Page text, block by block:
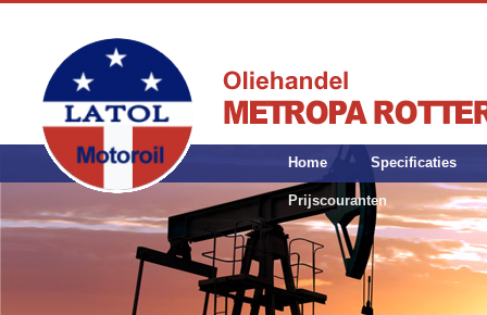
Home Specificaties
Prijscouranten